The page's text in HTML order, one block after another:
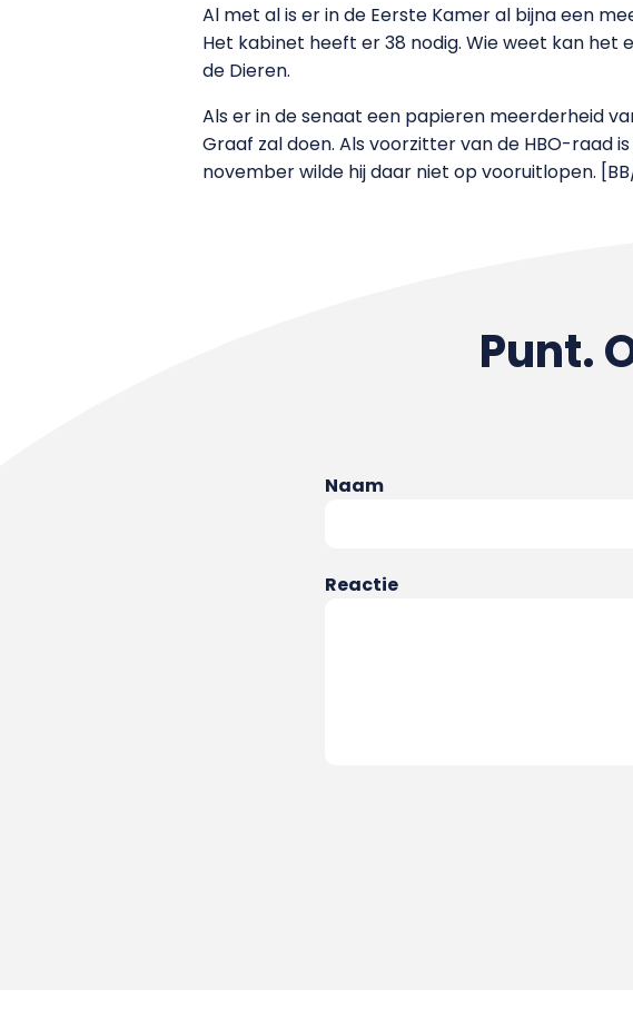
Al met al is er in de Eerste Kamer al bijna een
Het kabinet heeft er 38 nodig. Wie weet kan het
de Dieren.
Als er in de senaat een papieren meerderheid
Graaf zal doen. Als voorzitter van de HBO-raad
november wilde hij daar niet op vooruitlopen.
Punt.
Naam
Reactie